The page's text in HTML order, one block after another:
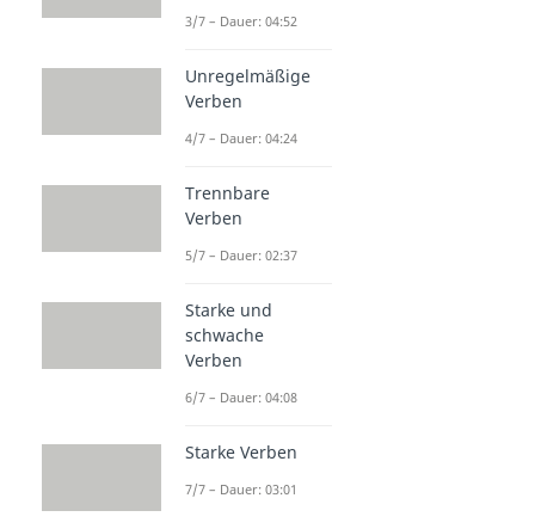
3/7 – Dauer: 04:52
Unregelmäßige
Verben
4/7 – Dauer: 04:24
Trennbare
Verben
5/7 – Dauer: 02:37
Starke und
schwache
Verben
6/7 – Dauer: 04:08
Starke Verben
7/7 – Dauer: 03:01